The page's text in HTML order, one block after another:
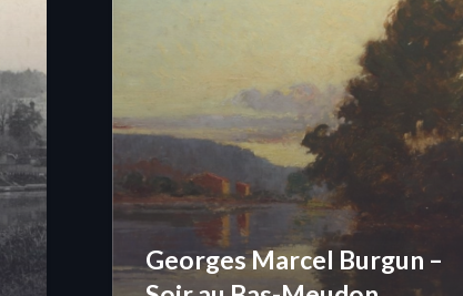
Georges Marcel Burgun –